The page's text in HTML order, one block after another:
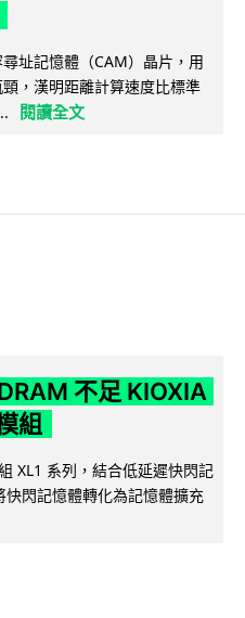
址記憶體（CAM）晶片，用
，漢明距離計算速度比標準
閱讀全文
不足 KIOXIA
組
XL1 系列，結合低延遲快閃記
快閃記憶體轉化為記憶體擴充